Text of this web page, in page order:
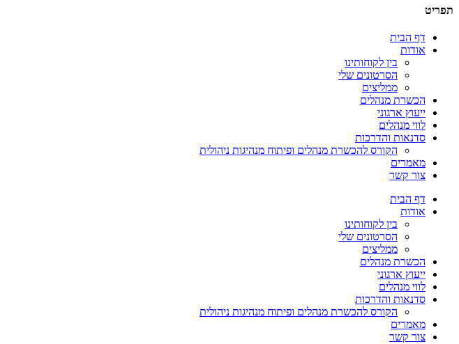
תפריט
דף הבית
אודות
בין לקוחותינו
הסרטונים שלי
ממליצים
הכשרת מנהלים
ייעוץ ארגוני
לווי מנהלים
סדנאות והדרכות
הקורס להכשרת מנהלים ופיתוח מנהיגות ניהולית
מאמרים
צור קשר
דף הבית
אודות
בין לקוחותינו
הסרטונים שלי
ממליצים
הכשרת מנהלים
ייעוץ ארגוני
לווי מנהלים
סדנאות והדרכות
הקורס להכשרת מנהלים ופיתוח מנהיגות ניהולית
מאמרים
צור קשר